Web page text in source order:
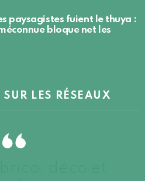
paysagistes fuient le thuya :
bloque net les
LES RÉSEAUX